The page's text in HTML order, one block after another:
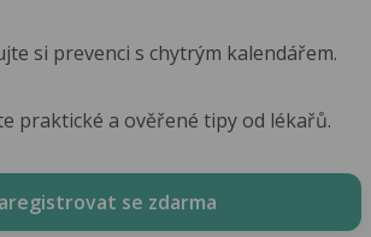
si prevenci s chytrým kalendářem.
praktické a ověřené tipy od lékařů.
se zdarma